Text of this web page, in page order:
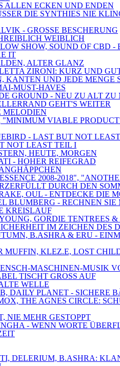
ALLEN ECKEN UND ENDEN
DIE SYNTHIES NIE
- GROSSE BESCHERUNG
WEIBLICH
SHOW, SOUND OF CBD -
IT
ALTER GLANZ
ZIRONI: KURZ UND
KANTEN UND JEDE MENGE
MUST-HAVES
GROUND - NEU ZU ALT ZU
GEHT'S WEITER
MELODIEN
VIABLE
- LAST BUT NOT
NOT LEAST TEIL I
HEUTE, MORGEN
- HOHER REIFEGRAD
2008-2018",
DURCH DEN
OUL - ENTDECKE DIE
BLUMBERG - RECHNEN
KREISLAUF
GORDIE TENTREES
IM ZEICHEN DES
B.ASHRA & ERU -
MUFFIN, KLEZ.E, LOST
MASCHINEN-MUSIK
TISCHT GROSS AUF
WELLE
DAILY PLANET - SICHERE
THE AGNES CIRCLE:
NIE MEHR GESTOPPT
- WENN WORTE
DELERIUM, B.ASHRA: